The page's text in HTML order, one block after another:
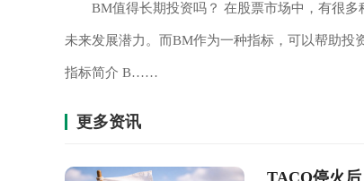
BM值得长期投资吗？ 在股票市场中，有很
未来发展潜力。而BM作为一种指标，可以帮助
指标简介 B……
更多资讯
TACO停火